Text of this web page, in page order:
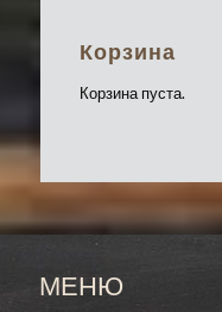
Корзина
Корзина пуста.
МЕНЮ